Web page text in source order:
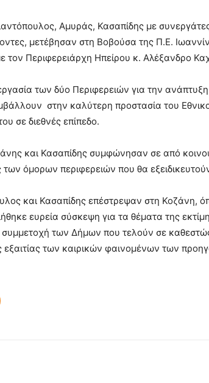
Αμυράς, Κασαπίδης με
μετέβησαν στη Βοβούσα της Π.Ε.
τον Περιφερειάρχη Ηπείρου κ. Αλέξανδρο
των δύο Περιφερειών για την
στην καλύτερη προστασία του
σε διεθνές επίπεδο.
και Κασαπίδης συμφώνησαν σε από
όμορων περιφερειών που θα
και Κασαπίδης επέστρεψαν στη Κοζάνη,
ευρεία σύσκεψη για τα θέματα της
των Δήμων που τελούν σε
εξαιτίας των καιρικών φαινομένων των